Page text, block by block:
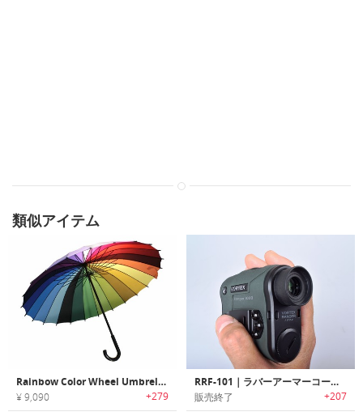
類似アイテム
Rainbow Color Wheel Umbrella｜色相環カラーホイールモチーフのグラデーションが美しいレインボーカラーアンブレラ
¥ 9,090 +279
RRF-101｜ラバーアーマーコーティングでタフユース可能なレンジファインダー
販売終了 +207